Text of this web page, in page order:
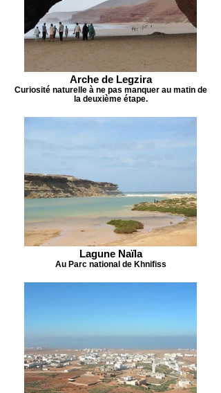
Arche de Legzira
Curiosité naturelle à ne pas manquer au matin de
la deuxième étape.
Lagune Naïla
Au Parc national de Khnifiss